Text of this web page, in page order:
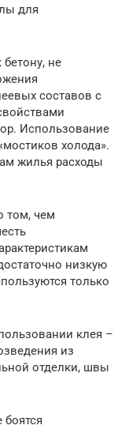
для
не
составов с
Использование
холода».
жилья расходы
том, чем
низкую
только
клея –
из
отделки, швы